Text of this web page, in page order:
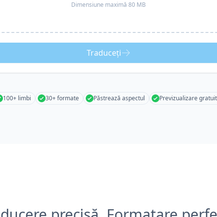
Dimensiune maximă 80 MB
Traduceți
100+ limbi 30+ formate Păstrează aspectul Previzualizare